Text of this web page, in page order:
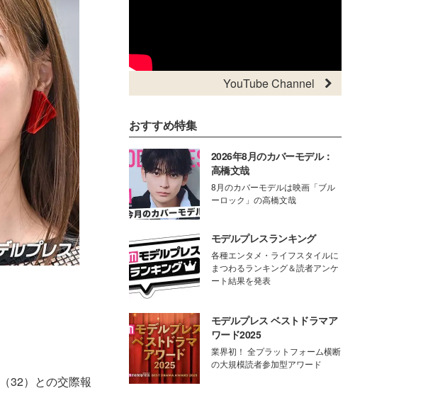
（32）との交際報
YouTube Channel
おすすめ特集
2026年8月のカバーモデル：
高橋文哉
8月のカバーモデルは映画「ブル
ーロック」の高橋文哉
モデルプレスランキング
各種エンタメ・ライフスタイルに
まつわるランキング＆読者アンケ
ート結果を発表
モデルプレス ベストドラマア
ワード2025
業界初！ 全プラットフォーム横断
の大規模読者参加型アワード